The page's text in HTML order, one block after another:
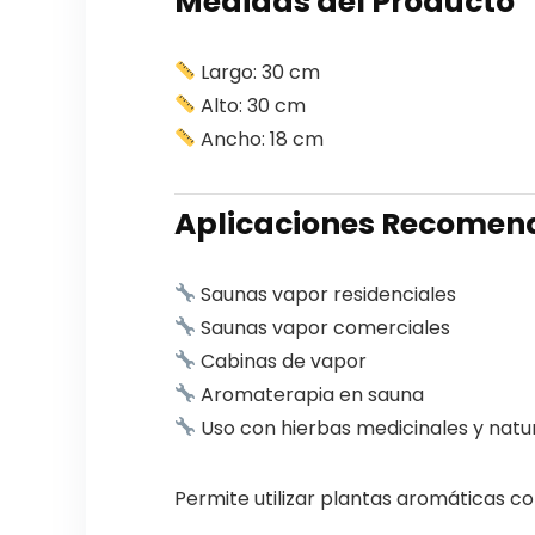
Largo: 30 cm
Alto: 30 cm
Ancho: 18 cm
Aplicaciones
Saunas vapor residenciales
Saunas vapor comerciales
Cabinas de vapor
Aromaterapia en sauna
Uso con hierbas medicinales y
Permite utilizar plantas aromáticas